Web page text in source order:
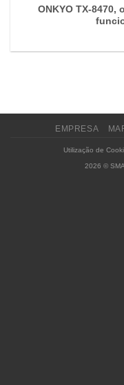
ONKYO TX-8470,
EMPRESA
Utilização de
2026 ©